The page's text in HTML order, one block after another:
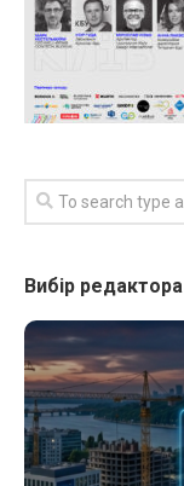
Вибір редактора